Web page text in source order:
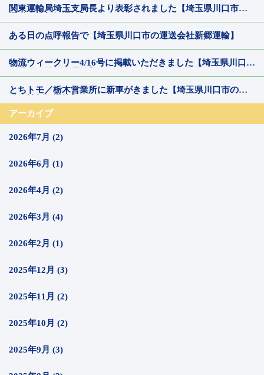
関東運輸局埼玉支局長より表彰されました【埼玉県川口市の
ある日の点呼報告で【埼玉県川口市の運送会社新郷運輸】
物流ウィークリー4/16号に掲載いただきました【埼玉県川口市
とちトモ／栃木営業所に新車がきました【埼玉県川口市の運
アーカイブ
2026年7月 (2)
2026年6月 (1)
2026年4月 (2)
2026年3月 (4)
2026年2月 (1)
2025年12月 (3)
2025年11月 (2)
2025年10月 (2)
2025年9月 (3)